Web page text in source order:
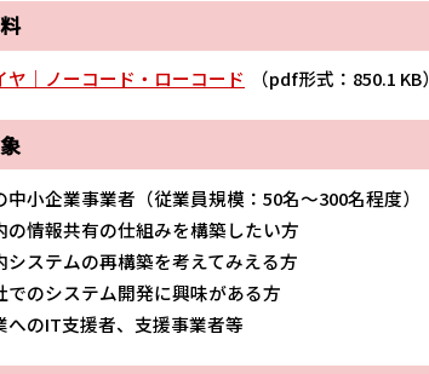
ヤ｜ノーコード・ローコード （pdf形式：850.1 KB）
中小企業事業者（従業員規模：50名～300名程度）
の情報共有の仕組みを構築したい方
システムの再構築を考えてみえる方
でのシステム開発に興味がある方
へのIT支援者、支援事業者等